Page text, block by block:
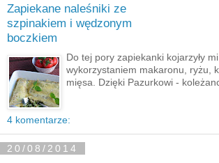
Zapiekane naleśniki ze
szpinakiem i wędzonym
boczkiem
Do tej pory zapiekanki kojarzyły
wykorzystaniem makaronu, ryżu,
mięsa. Dzięki Pazurkowi -
4 komentarze:
20/08/2014